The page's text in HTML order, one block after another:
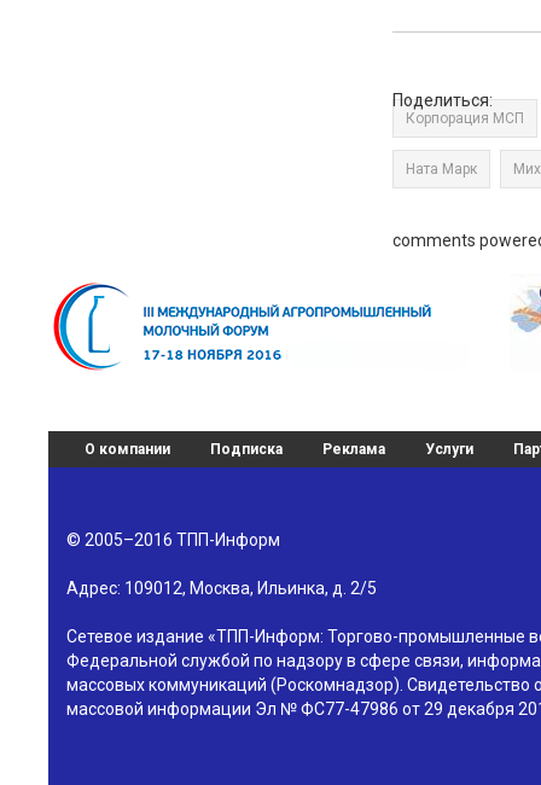
Поделиться:
Корпорация МСП
Ната Марк
comments
О компании Подписка Реклама Услуги
© 2005–2016 ТПП-Информ
Адрес: 109012, Москва, Ильинка, д. 2/5
Сетевое издание «ТПП-Информ: Торгово-промышленные
Федеральной службой по надзору в сфере связи,
массовых коммуникаций (Роскомнадзор). Свидетельство
массовой информации Эл № ФС77-47986 от 29 декабря